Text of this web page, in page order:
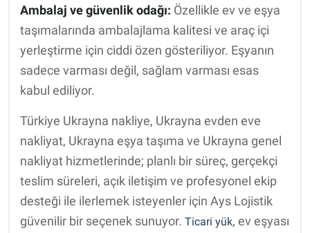
Ambalaj ve güvenlik odağı: Özellikle ev ve eşya
taşımalarında ambalajlama kalitesi ve araç içi
yerleştirme için ciddi özen gösteriliyor. Eşyanın
sadece varması değil, sağlam varması esas
kabul ediliyor.
Türkiye Ukrayna nakliye, Ukrayna evden eve
nakliyat, Ukrayna eşya taşıma ve Ukrayna genel
nakliyat hizmetlerinde; planlı bir süreç, gerçekçi
teslim süreleri, açık iletişim ve profesyonel ekip
desteği ile ilerlemek isteyenler için Ays Lojistik
güvenilir bir seçenek sunuyor. Ticari yük, ev eşyası